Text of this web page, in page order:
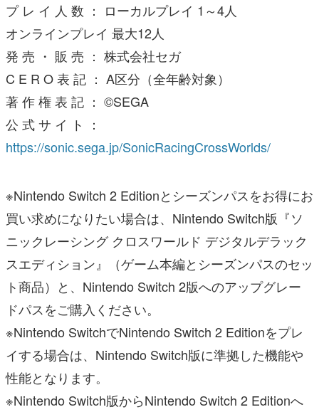
プ レ イ 人 数 ： ローカルプレイ 1～4人
オンラインプレイ 最大12人
発 売 ・ 販 売 ： 株式会社セガ
C E R O 表 記 ： A区分（全年齢対象）
著 作 権 表 記 ： ©SEGA
公 式 サ イ ト ：
https://sonic.sega.jp/SonicRacingCrossWorlds/
※Nintendo Switch 2 Editionとシーズンパスをお得にお
買い求めになりたい場合は、Nintendo Switch版『ソ
ニックレーシング クロスワールド デジタルデラック
スエディション』（ゲーム本編とシーズンパスのセッ
ト商品）と、Nintendo Switch 2版へのアップグレー
ドパスをご購入ください。
※Nintendo SwitchでNintendo Switch 2 Editionをプレ
イする場合は、Nintendo Switch版に準拠した機能や
性能となります。
※Nintendo Switch版からNintendo Switch 2 Editionへ